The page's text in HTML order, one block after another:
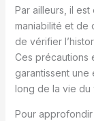
Par ailleurs, il
maniabilité et de
de vérifier
Ces précautions
garantissent
long de la vie du
Pour